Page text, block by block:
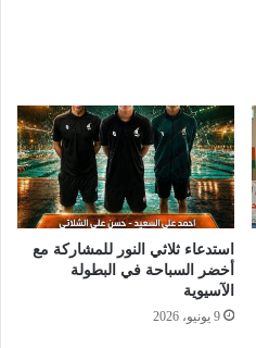
استدعاء ثلاثي النور للمشاركة مع
أخضر السباحة في البطولة
الآسيوية
9 يونيو، 2026